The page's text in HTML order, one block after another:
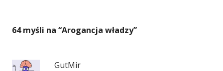
64 myśli na “Arogancja władzy”
GutMir